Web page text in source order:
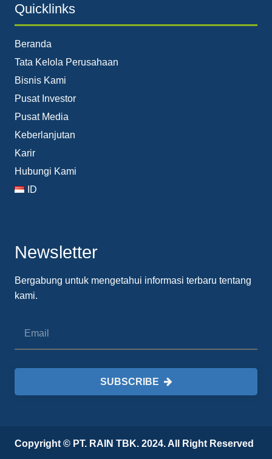
Quicklinks
Beranda
Tata Kelola Perusahaan
Bisnis Kami
Pusat Investor
Pusat Media
Keberlanjutan
Karir
Hubungi Kami
ID
Newsletter
Bergabung untuk mengetahui informasi terbaru tentang
kami.
SUBSCRIBE
Copyright © PT. RAIN TBK. 2024. All Right Reserved